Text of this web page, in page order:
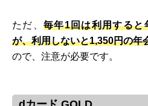
ただ、毎年1回は利用すると
が、利用しないと1,350円の年
ので、注意が必要です。